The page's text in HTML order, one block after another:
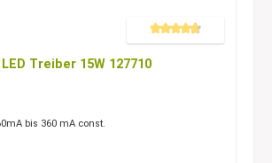
Durchschnittliche Bewertung
LED Treiber 15W 127710
bis 360 mA const.